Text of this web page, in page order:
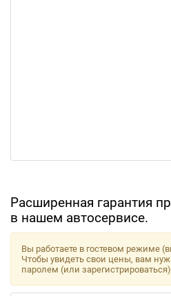
Расширенная гарантия
в нашем автосервисе.
Вы работаете в гостевом режиме
Чтобы увидеть свои цены, вам
паролем (или